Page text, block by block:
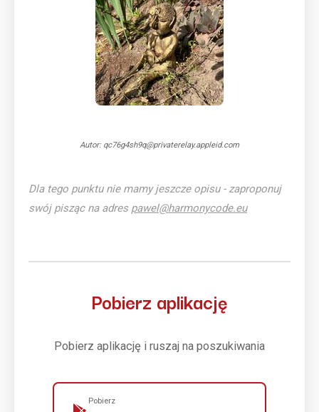
Autor: qc76g4sh9q@privaterelay.appleid.com
Dla tego punktu nie mamy jeszcze opisu - zaproponuj
swój pisząc na adres pawel@harmonycode.eu
Pobierz aplikację
Pobierz aplikację i ruszaj na poszukiwania
Pobierz